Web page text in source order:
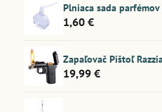
Plniaca sada parfémov
1,60 €
Zapaľovač Pištoľ
19,99 €